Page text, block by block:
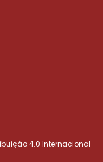
4.0 Internacional